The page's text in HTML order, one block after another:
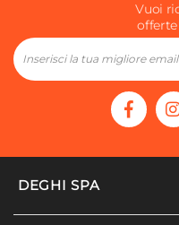
Vuoi
DEGHI SPA